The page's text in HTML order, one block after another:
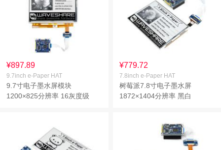
¥897.89
9.7inch e-Paper HAT
9.7寸电子墨水屏模块
1200×825分辨率 16灰度级
¥779.72
7.8inch e-Paper HAT
树莓派7.8寸电子墨水屏
1872×1404分辨率 黑白